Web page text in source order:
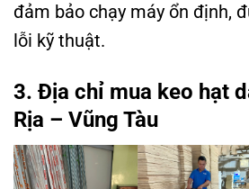
đảm bảo chạy máy ổn định,
lỗi kỹ thuật.
3. Địa chỉ mua keo hạt
Rịa – Vũng Tàu